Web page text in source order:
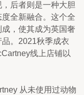
后者则是一种大胆
全新融合。这个全
，使其成为英国奢
。2021秋季成衣
线上店铺以
从未使用过动物